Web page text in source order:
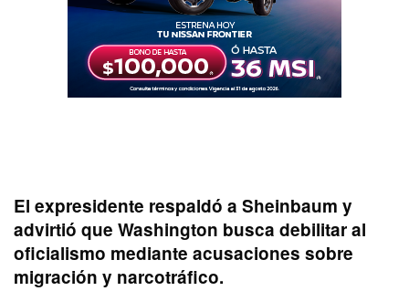
El expresidente respaldó a Sheinbaum y
advirtió que Washington busca debilitar al
oficialismo mediante acusaciones sobre
migración y narcotráfico.